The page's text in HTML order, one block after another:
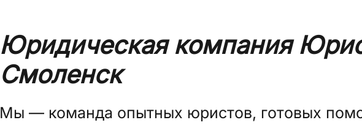
Юридическая компания
Смоленск
Мы — команда опытных юристов, готовых